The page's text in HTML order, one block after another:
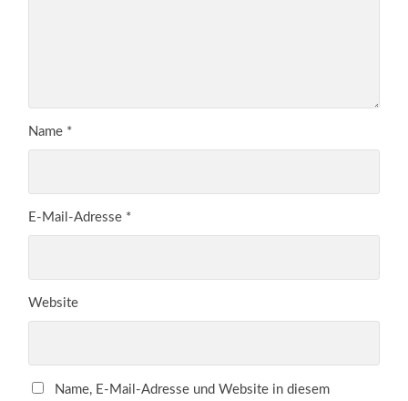
Name *
E-Mail-Adresse *
Website
Name, E-Mail-Adresse und Website in diesem